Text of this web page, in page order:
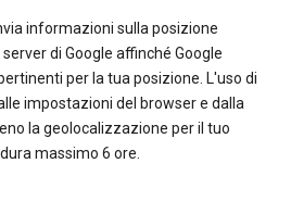
informazioni sulla posizione
di Google affinché Google
per la tua posizione. L'uso di
impostazioni del browser e dalla
la geolocalizzazione per il tuo
massimo 6 ore.